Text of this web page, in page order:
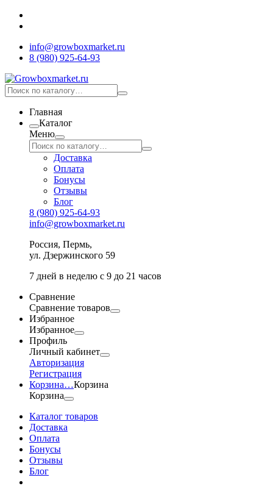
info@growboxmarket.ru
8 (980) 925-64-93
Главная
Каталог
Меню
Доставка
Оплата
Бонусы
Отзывы
Блог
8 (980) 925-64-93
info@growboxmarket.ru
Россия, Пермь,
ул. Дзержинского 59
7 дней в неделю с 9 до 21 часов
Сравнение
Сравнение товаров
Избранное
Избранное
Профиль
Личный кабинет
Авторизация
Регистрация
Корзина…Корзина
Корзина
Каталог товаров
Доставка
Оплата
Бонусы
Отзывы
Блог